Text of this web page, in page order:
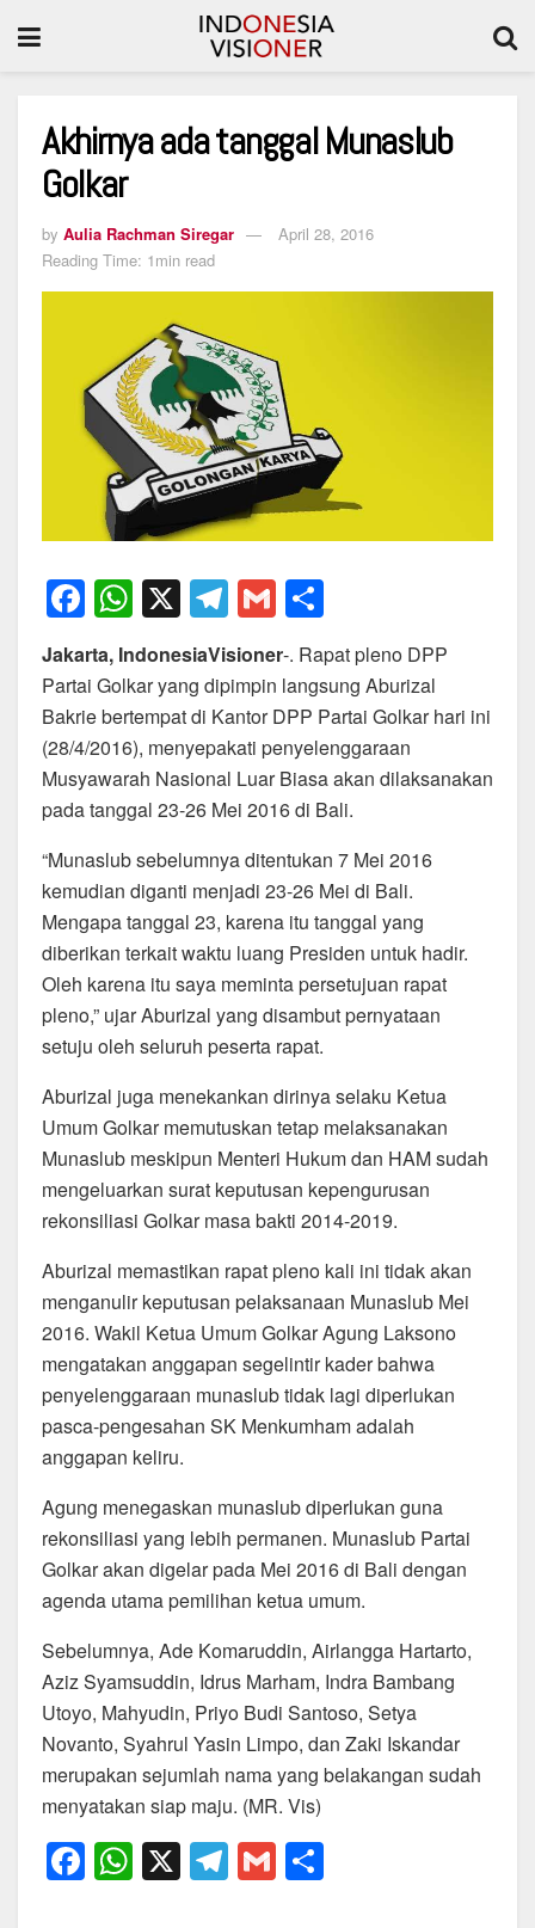
Akhirnya ada tanggal Munaslub
Golkar
by Aulia Rachman Siregar
April 28, 2016
Reading Time: 1min read
F
a
c
e
b
o
o
k
W
h
at
s
A
p
p
X T
el
e
gr
a
m
G
m
ail
h
ar
e
Jakarta, IndonesiaVisioner-. Rapat pleno DPP
Partai Golkar yang dipimpin langsung Aburizal
Bakrie bertempat di Kantor DPP Partai Golkar hari ini
(28/4/2016), menyepakati penyelenggaraan
Musyawarah Nasional Luar Biasa akan dilaksanakan
pada tanggal 23-26 Mei 2016 di Bali.
“Munaslub sebelumnya ditentukan 7 Mei 2016
kemudian diganti menjadi 23-26 Mei di Bali.
Mengapa tanggal 23, karena itu tanggal yang
diberikan terkait waktu luang Presiden untuk hadir.
Oleh karena itu saya meminta persetujuan rapat
pleno,” ujar Aburizal yang disambut pernyataan
setuju oleh seluruh peserta rapat.
Aburizal juga menekankan dirinya selaku Ketua
Umum Golkar memutuskan tetap melaksanakan
Munaslub meskipun Menteri Hukum dan HAM sudah
mengeluarkan surat keputusan kepengurusan
rekonsiliasi Golkar masa bakti 2014-2019.
Aburizal memastikan rapat pleno kali ini tidak akan
menganulir keputusan pelaksanaan Munaslub Mei
2016. Wakil Ketua Umum Golkar Agung Laksono
mengatakan anggapan segelintir kader bahwa
penyelenggaraan munaslub tidak lagi diperlukan
pasca-pengesahan SK Menkumham adalah
anggapan keliru.
Agung menegaskan munaslub diperlukan guna
rekonsiliasi yang lebih permanen. Munaslub Partai
Golkar akan digelar pada Mei 2016 di Bali dengan
agenda utama pemilihan ketua umum.
Sebelumnya, Ade Komaruddin, Airlangga Hartarto,
Aziz Syamsuddin, Idrus Marham, Indra Bambang
Utoyo, Mahyudin, Priyo Budi Santoso, Setya
Novanto, Syahrul Yasin Limpo, dan Zaki Iskandar
merupakan sejumlah nama yang belakangan sudah
menyatakan siap maju. (MR. Vis)
F
a
W
h
X T
el
G
m